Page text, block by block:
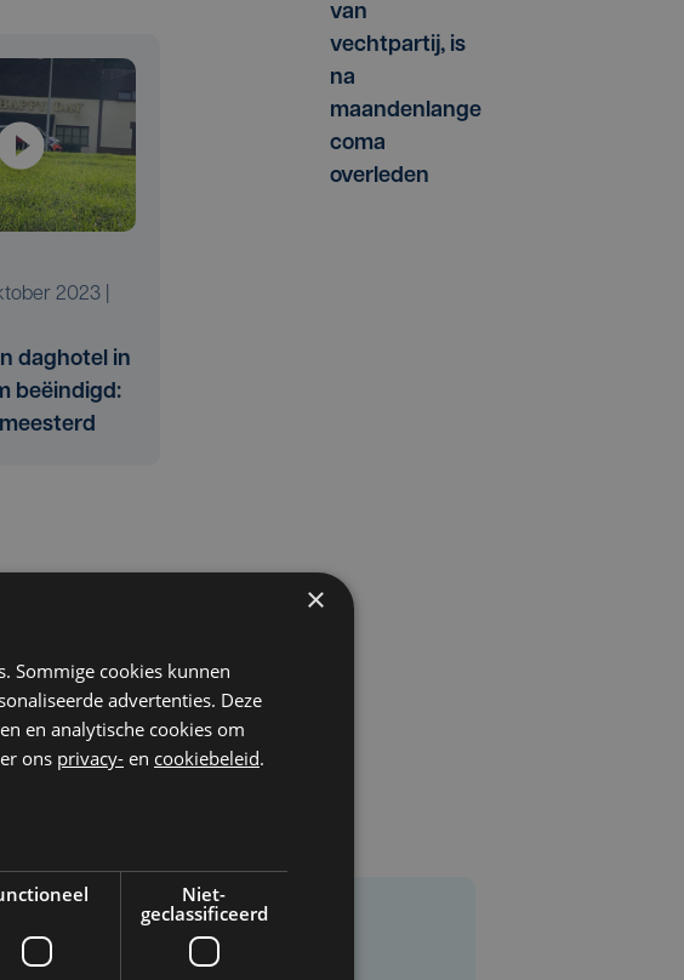
daghotel in
beëindigd:
van
vechtpartij, is
na
maandenlange
coma
overleden
×
Sommige cookies kunnen
advertenties. Deze
en analytische cookies om
ons privacy- en cookiebeleid.
Niet-
geclassificeerd